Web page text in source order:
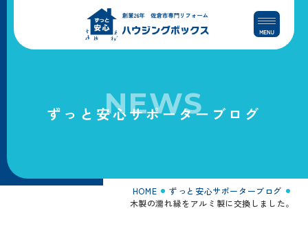
プ
動
ずっと安心サポーターブログ
NEWS
HOME
ずっと安心サポーターブログ
木製の濡れ縁をアルミ製に交換しました。